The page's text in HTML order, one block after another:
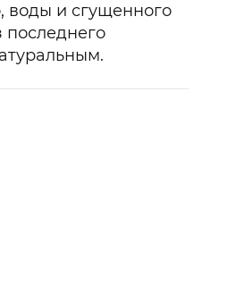
воды и сгущенного